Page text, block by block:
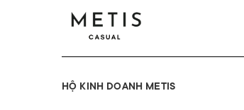
HỘ KINH DOANH METIS